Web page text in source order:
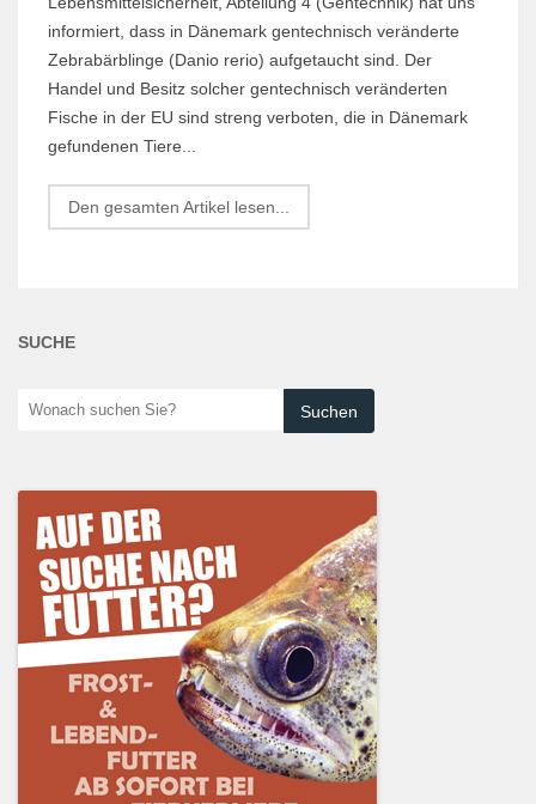
informiert, dass in Dänemark gentechnisch veränderte
Zebrabärblinge (Danio rerio) aufgetaucht sind. Der
Handel und Besitz solcher gentechnisch veränderten
Fische in der EU sind streng verboten, die in Dänemark
gefundenen Tiere...
Den gesamten Artikel lesen...
SUCHE
Wonach